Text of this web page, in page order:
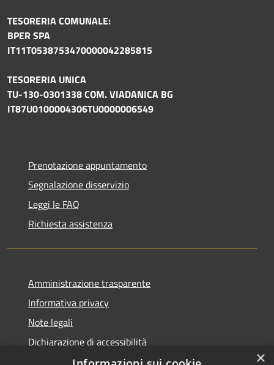
TESORERIA COMUNALE:
BPER SPA
IT11T0538753470000042285815
TESORERIA UNICA
TU-130-0301338 COM. VIADANICA BG
IT87U0100004306TU0000006549
Prenotazione appuntamento
Segnalazione disservizio
Leggi le FAQ
Richiesta assistenza
Amministrazione trasparente
Informativa privacy
Note legali
Dichiarazione di accessibilità
×